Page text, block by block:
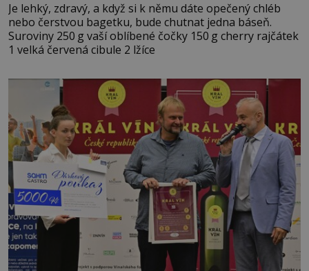
Je lehký, zdravý, a když si k němu dáte opečený chléb
nebo čerstvou bagetku, bude chutnat jedna báseň.
Suroviny 250 g vaší oblíbené čočky 150 g cherry rajčátek
1 velká červená cibule 2 lžíce